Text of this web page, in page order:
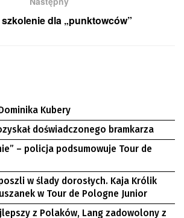
szkolenie dla „punktowców”
Kubery
doświadczonego bramkarza
– policja podsumowuje Tour de
w ślady dorosłych. Kaja Królik
w Tour de Pologne Junior
z Polaków, Lang zadowolony z